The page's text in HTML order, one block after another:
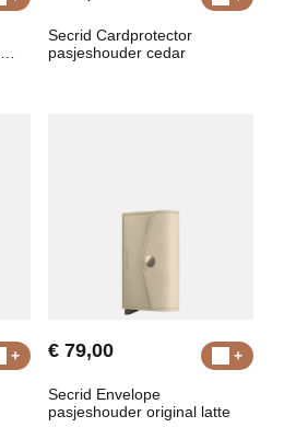
Secrid Cardprotector
pasjeshouder cedar
€ 79,00
Secrid Envelope
pasjeshouder original latte